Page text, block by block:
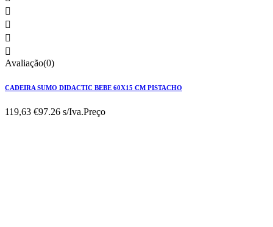




Avaliação(0)
CADEIRA SUMO DIDACTIC BEBE 60X15 CM PISTACHO
119,63 €97.26 s/Iva.Preço